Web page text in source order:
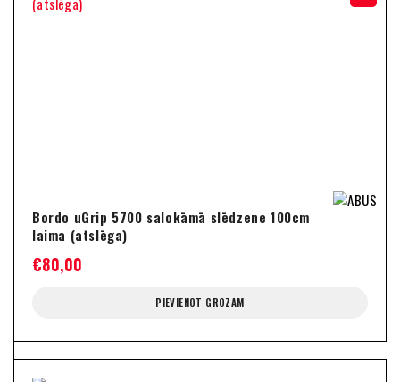
Bordo uGrip 5700 salokāmā slēdzene 100cm
laima (atslēga)
€80,00
PIEVIENOT GROZAM